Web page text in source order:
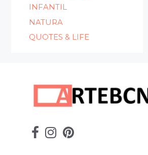
INFANTIL
NATURA
QUOTES & LIFE